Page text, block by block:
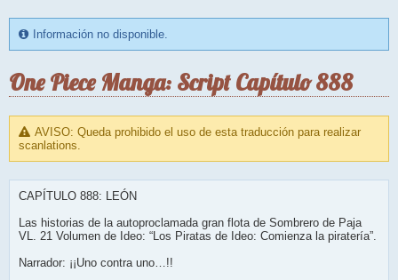
Información no disponible.
One Piece Manga: Script Capítulo 888
AVISO: Queda prohibido el uso de esta traducción para realizar
scanlations.
CAPÍTULO 888: LEÓN
Las historias de la autoproclamada gran flota de Sombrero de Paja
VL. 21 Volumen de Ideo: “Los Piratas de Ideo: Comienza la piratería”.
Narrador: ¡¡Uno contra uno…!!